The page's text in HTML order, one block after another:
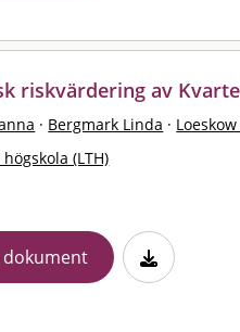
riskvärdering av
· Bergmark Linda ·
(LTH)
dokument